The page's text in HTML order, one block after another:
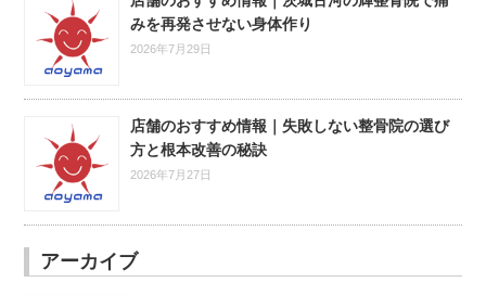
みを再発させない身体作り
2026年7月29日
店舗のおすすめ情報｜失敗しない整骨院の選び
方と根本改善の秘訣
2026年7月27日
アーカイブ